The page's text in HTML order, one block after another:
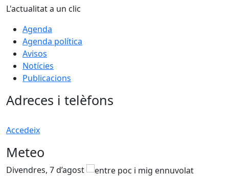
L'actualitat a un clic
Agenda
Agenda política
Avisos
Notícies
Publicacions
Adreces i telèfons
Accedeix
Meteo
Divendres, 7 d’agost